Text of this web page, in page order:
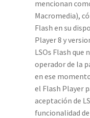
mencionan
Macromedia),
Flash en su
Player 8 y
LSOs Flash que
operador de la
en ese
el Flash Player
aceptación de
funcionalidad